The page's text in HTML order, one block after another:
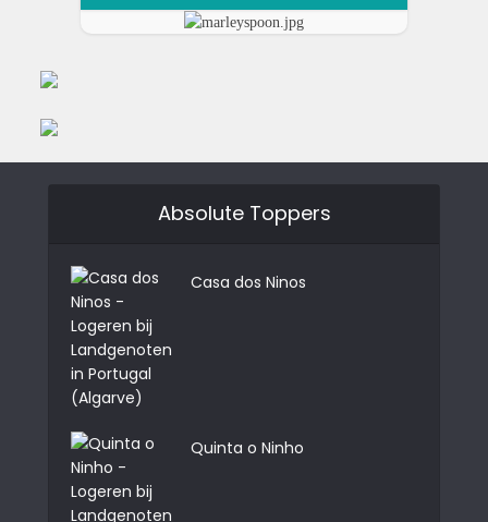
Absolute Toppers
Casa dos Ninos
Quinta o Ninho